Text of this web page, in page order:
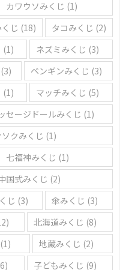
カワウソみくじ (1)
じ (18) タコみくじ (2)
(1) ネズミみくじ (3)
(3) ペンギンみくじ (3)
(1) マッチみくじ (5)
セージドールみくじ (1)
クみくじ (1)
七福神みくじ (1)
国式みくじ (2)
じ (3) 傘みくじ (3)
北海道みくじ (8)
(1) 地蔵みくじ (2)
子どもみくじ (9)